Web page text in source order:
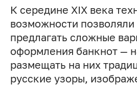
К середине XIX века
возможности
предлагать сложные
оформления банкнот —
размещать на них
русские узоры,